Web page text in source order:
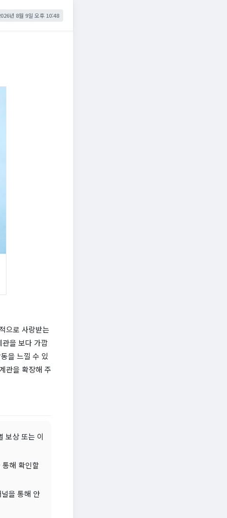
년 8월 9일 오후 10:48
으로 사랑받는
을 보다 가깝
을 느낄 수 있
관을 확장해 주
보상 또는 이
해 확인할
을 통해 안